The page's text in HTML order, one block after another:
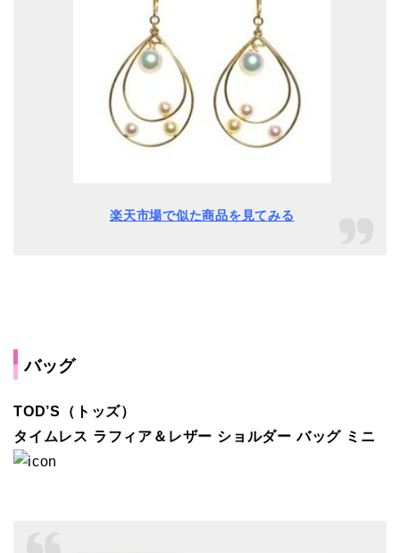
楽天市場で似た商品を見てみる
バッグ
TOD’S（トッズ）
タイムレス ラフィア＆レザー ショルダー バッグ ミニ